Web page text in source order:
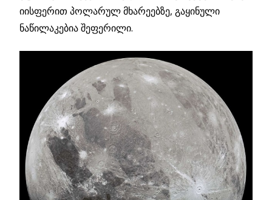
იისფერით პოლარულ მხარეებზე, გაყინული
ნაწილაკებია შეფერილი.